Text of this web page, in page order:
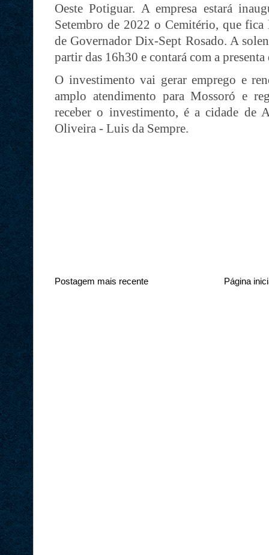
Oeste Potiguar. A empresa estará
Setembro de 2022 o Cemitério, que
de Governador Dix-Sept Rosado. A
partir das 16h30 e contará com a
O investimento vai gerar emprego e
amplo atendimento para Mossoró e
receber o investimento, é a cidade de
Oliveira - Luis da Sempre.
Postagem mais recente Página